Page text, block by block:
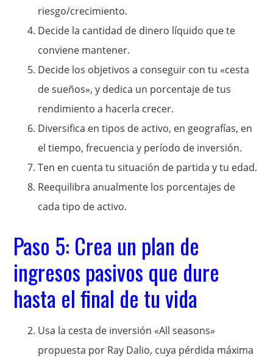
riesgo/crecimiento.
Decide la cantidad de dinero líquido que te
conviene mantener.
Decide los objetivos a conseguir con tu «cesta
de sueños», y dedica un porcentaje de tus
rendimiento a hacerla crecer.
Diversifica en tipos de activo, en geografías, en
el tiempo, frecuencia y período de inversión.
Ten en cuenta tu situación de partida y tu edad.
Reequilibra anualmente los porcentajes de
cada tipo de activo.
Paso 5: Crea un plan de
ingresos pasivos que dure
hasta el final de tu vida
Usa la cesta de inversión «All seasons»
propuesta por Ray Dalio, cuya pérdida máxima